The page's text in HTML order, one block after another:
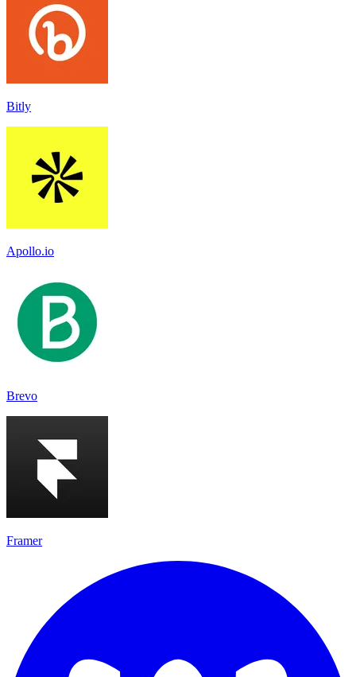
Bitly
Apollo.io
Brevo
Framer